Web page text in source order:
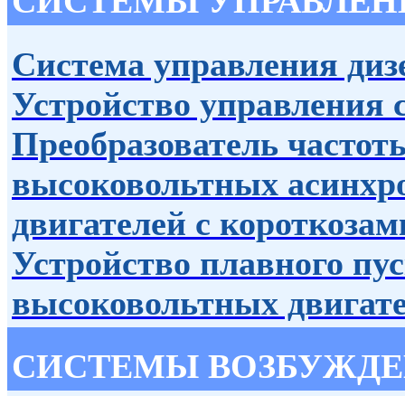
Система управления
Устройство управления
Преобразователь
высоковольтных
двигателей с
Устройство плавного
высоковольтных
СИСТЕМЫ